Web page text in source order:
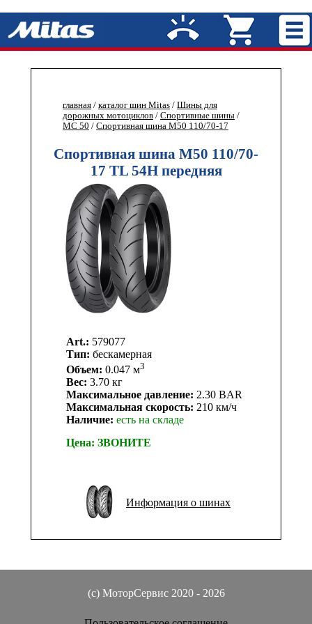
главная / каталог шин Mitas / Шины для
дорожных мотоциклов / Спортивные шины /
MC 50 / Спортивная шина M50 110/70-17
Спортивная шина M50 110/70-
17 TL 54H передняя
Art.: 579077
Тип: бескамерная
Объем: 0.047 м3
Вес: 3.70 кг
Максимальное давление: 2.30 BAR
Максимальная скорость: 210 км/ч
Наличие: есть на складе
Цена: ЗВОНИТЕ
Информация о шинах
(c) МоторСервис 2020 - 2026